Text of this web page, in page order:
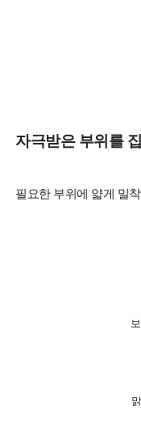
자극받은 부위를
필요한 부위에 얇게 밀